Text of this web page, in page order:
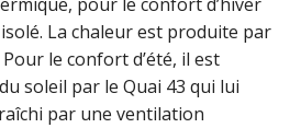
La chaleur est produite par
le confort d’été, il est
soleil par le Quai 43 qui lui
par une ventilation